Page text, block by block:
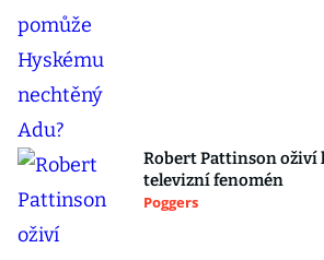
Robert Pattinson
televizní fenomén
Poggers